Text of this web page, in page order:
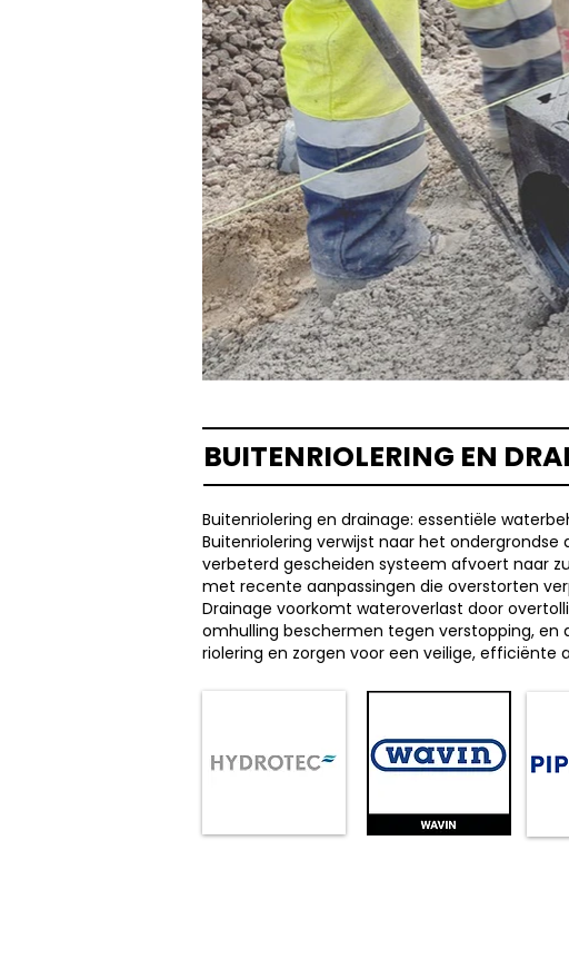
BUITENRIOLERING EN
Buitenriolering en drainage: essentiële
Buitenriolering verwijst naar het
verbeterd gescheiden systeem afvoert naar
met recente aanpassingen die overstorten
Drainage voorkomt wateroverlast door
omhulling beschermen tegen verstopping, en
riolering en zorgen voor een veilige, efficiënte